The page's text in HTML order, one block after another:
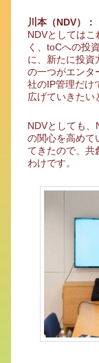
川本（NDV）：
NDVとしては
く、toCへの投
に、新たに投資
の一つがエンタ
社のIP管理だけ
広げていきたい
NDVとしても
の関心を高めて
てきたので、共
わけです。